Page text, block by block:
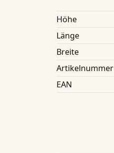
Höhe
Länge
Breite
Artikelnummer
EAN